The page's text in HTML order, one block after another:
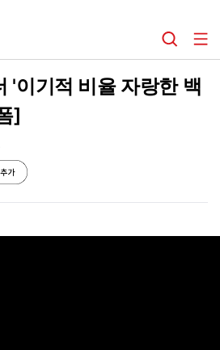
'이기적 비율 자랑한 백
]